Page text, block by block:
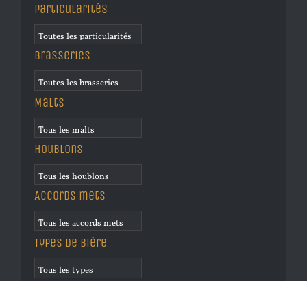
Particularités
Brasseries
Malts
Houblons
Accords mets
Types de bière